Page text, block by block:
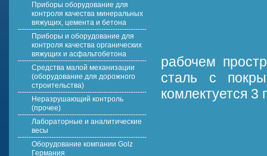
Приборы оборудование для
контроля качества минеральных
вяжущих, цемента и бетона
Приборы и оборудование для
контроля качества органических
вяжущих и асфальтобетона
Средства малой механизации
(оборудование для дорожного
строительства)
Неразрушающий контроль
(прочее)
Лабораторные и аналитические
весы
Оборудование компании Golz
Германия
рабочем
сталь с
комлектуется